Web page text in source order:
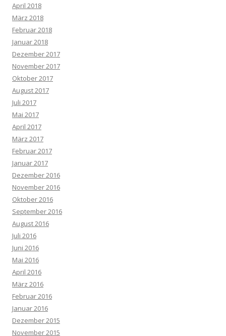
April 2018
März 2018
Februar 2018
Januar 2018
Dezember 2017
November 2017
Oktober 2017
August 2017
Juli 2017
Mai 2017
April 2017
März 2017
Februar 2017
Januar 2017
Dezember 2016
November 2016
Oktober 2016
September 2016
August 2016
Juli 2016
Juni 2016
Mai 2016
April 2016
März 2016
Februar 2016
Januar 2016
Dezember 2015
November 2015